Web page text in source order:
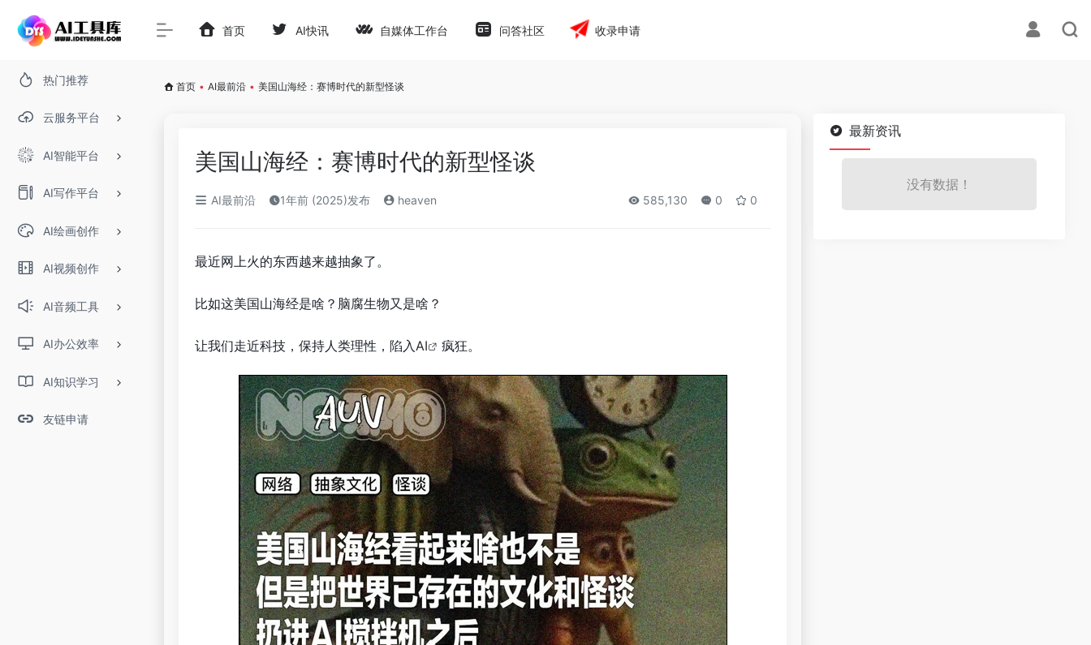
热门推荐
云服务平台
AI智能平台
AI写作平台
AI绘画创作
AI视频创作
AI音频工具
AI办公效率
AI知识学习
友链申请
首页 AI快讯 自媒体工作台 问答社区 收录申请
首页 • AI最前沿 • 美国山海经：赛博时代的新型怪谈
美国山海经：赛博时代的新型怪谈
AI最前沿 1年前 (2025)发布 heaven 585,130 0 0
最近网上火的东西越来越抽象了。
比如这美国山海经是啥？脑腐生物又是啥？
让我们走近科技，保持人类理性，陷入 AI 疯狂。
最新资讯
没有数据！